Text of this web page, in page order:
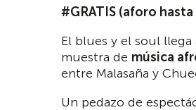
#GRATIS (aforo hasta
El blues y el soul
muestra de música
entre Malasaña y
Un pedazo de